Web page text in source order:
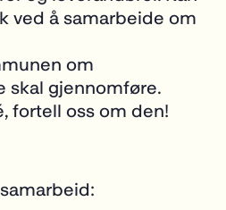
ved å samarbeide om
om
skal gjennomføre.
fortell oss om den!